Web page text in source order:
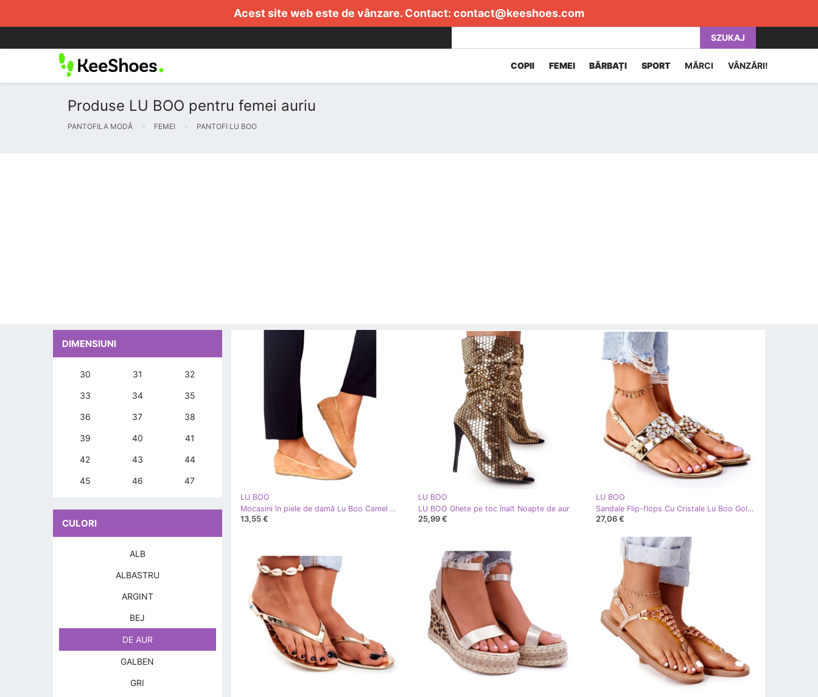
Acest site web este de vânzare. Contact: contact@keeshoes.com
SZUKAJ
COPII FEMEI BĂRBAȚI SPORT MĂRCI VÂNZĂRI!
Produse LU BOO pentru femei auriu
PANTOFILA MODĂ FEMEI PANTOFI LU BOO
LU BOO
Mocasini în piele de damă Lu Boo Camel bej de aur
13,55 €
LU BOO
LU BOO Ghete pe toc înalt Noapte de aur
25,99 €
LU BOO
Sandale Flip-flops Cu Cristale Lu Boo Golden de aur
27,06 €
DIMENSIUNI
30 31 32
33 34 35
36 37 38
39 40 41
42 43 44
45 46 47
CULORI
ALB
ALBASTRU
ARGINT
BEJ
DE AUR
GALBEN
GRI